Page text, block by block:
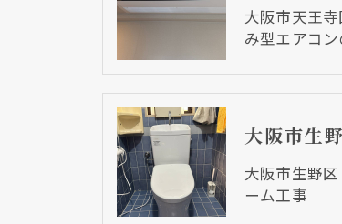
大阪市天王
み型エアコン
大阪市生野
ーム工事